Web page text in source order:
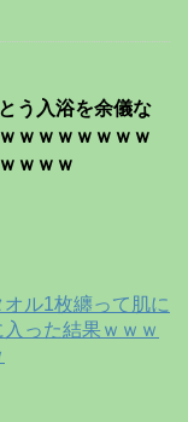
う入浴を余儀な
ｗｗｗｗｗｗｗ
ｗｗｗ
オル1枚纏って肌に
った結果ｗｗｗ